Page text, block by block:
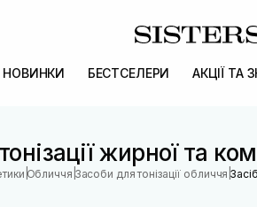
НОВИНКИ БЕСТСЕЛЕРИ АКЦІЇ ТА
жирної та
|Обличчя |Засоби для тонізації обличчя |